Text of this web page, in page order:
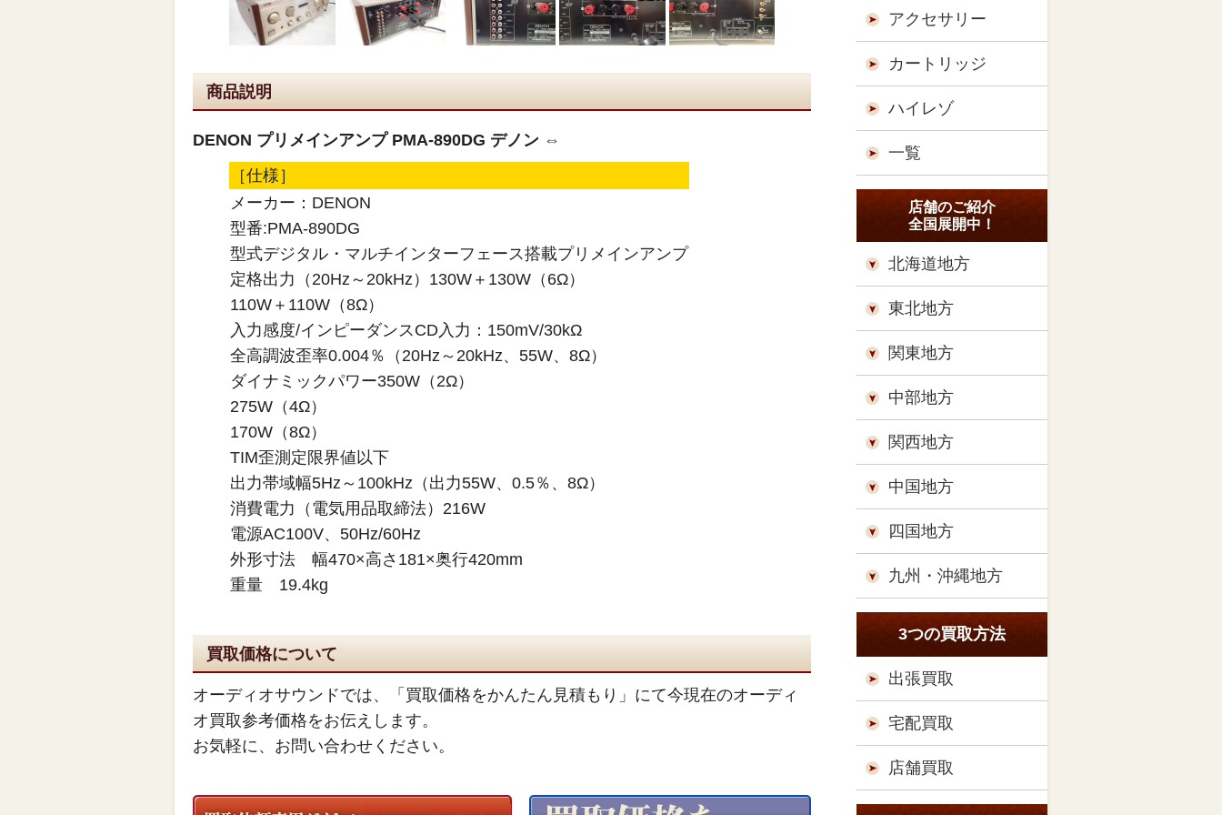
商品説明
DENON プリメインアンプ PMA-890DG デノン ⇔
［仕様］
メーカー：DENON
型番:PMA-890DG
型式デジタル・マルチインターフェース搭載プリメインアンプ
定格出力（20Hz～20kHz）130W＋130W（6Ω）
110W＋110W（8Ω）
入力感度/インピーダンスCD入力：150mV/30kΩ
全高調波歪率0.004％（20Hz～20kHz、55W、8Ω）
ダイナミックパワー350W（2Ω）
275W（4Ω）
170W（8Ω）
TIM歪測定限界値以下
出力帯域幅5Hz～100kHz（出力55W、0.5％、8Ω）
消費電力（電気用品取締法）216W
電源AC100V、50Hz/60Hz
外形寸法 幅470×高さ181×奥行420mm
重量 19.4kg
買取価格について
オーディオサウンドでは、「買取価格をかんたん見積もり」にて今現在のオーディ
オ買取参考価格をお伝えします。
お気軽に、お問い合わせください。
アクセサリー
カートリッジ
ハイレゾ
一覧
店舗のご紹介
全国展開中！
北海道地方
東北地方
関東地方
中部地方
関西地方
中国地方
四国地方
九州・沖縄地方
3つの買取方法
出張買取
宅配買取
店舗買取